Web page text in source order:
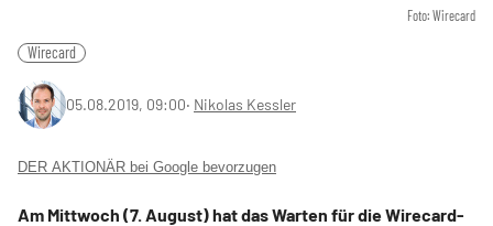
Foto: Wirecard
Wirecard
05.08.2019, 09:00‧ Nikolas Kessler
DER AKTIONÄR bei Google bevorzugen
Am Mittwoch (7. August) hat das Warten für die Wirecard-